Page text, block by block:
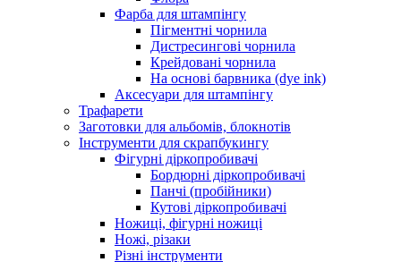
Фарба для штампінгу
Пігментні чорнила
Дистресингові чорнила
Крейдовані чорнила
На основі барвника (dye ink)
Аксесуари для штампінгу
Трафарети
Заготовки для альбомів, блокнотів
Інструменти для скрапбукингу
Фігурні діркопробивачі
Бордюрні діркопробивачі
Панчі (пробійники)
Кутові діркопробивачі
Ножиці, фігурні ножиці
Ножі, різаки
Різні інструменти